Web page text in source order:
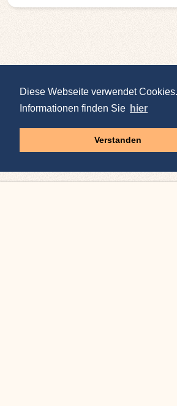
Diese Webseite verwendet
Informationen finden Sie hier
Verstanden